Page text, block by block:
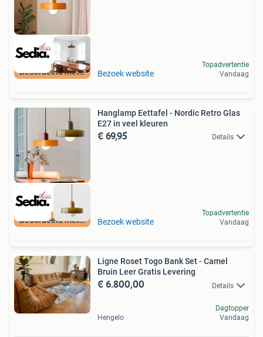
Beoordeeld met 9+ Bezoek website
Topadvertentie
Vandaag
Beoordeeld met 9+
Hanglamp Eettafel - Nordic Retro Glas
E27 in veel kleuren
€ 69,95 Details
Bezoek website
Topadvertentie
Vandaag
Ligne Roset Togo Bank Set - Camel
Bruin Leer Gratis Levering
€ 6.800,00 Details
Hengelo
Dagtopper
Vandaag